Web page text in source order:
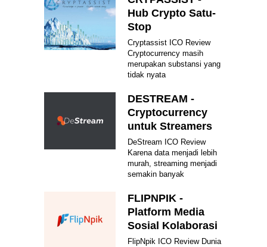
Hub Crypto Satu-
Stop
Cryptassist ICO Review
Cryptocurrency masih
merupakan substansi yang
tidak nyata
DESTREAM -
Cryptocurrency
untuk Streamers
DeStream ICO Review
Karena data menjadi lebih
murah, streaming menjadi
semakin banyak
FLIPNPIK -
Platform Media
Sosial Kolaborasi
FlipNpik ICO Review Dunia